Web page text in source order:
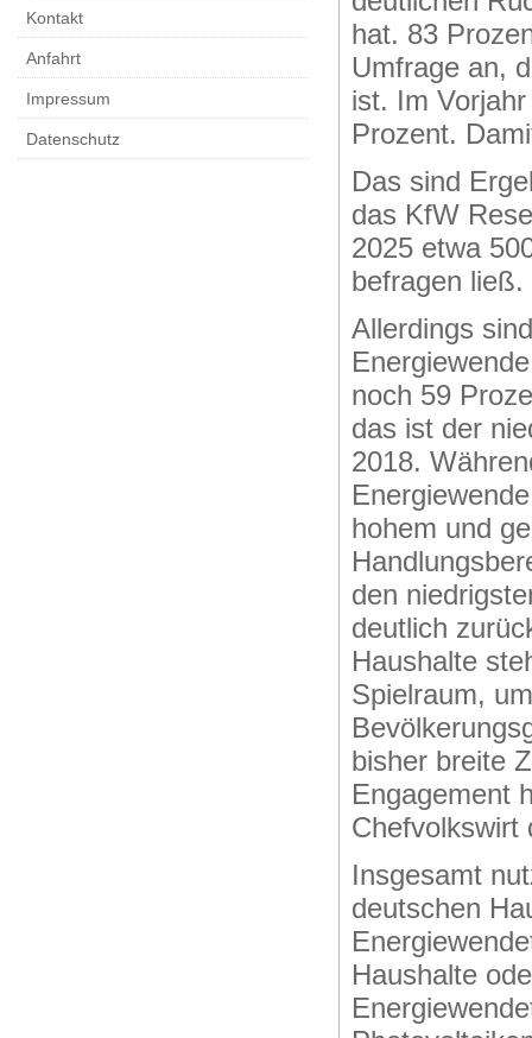
Kontakt
Anfahrt
Impressum
Datenschutz
hat. 83
Umfrage an,
ist. Im
Prozent.
Das sind
das KfW
2025 etwa
befragen ließ.
Allerdings
noch 59
das ist der
2018.
hohem und
den
deutlich
Haushalte
Spielraum,
bisher breite
Engagement
Chefvolkswirt
Insgesamt
deutschen
Haushalte